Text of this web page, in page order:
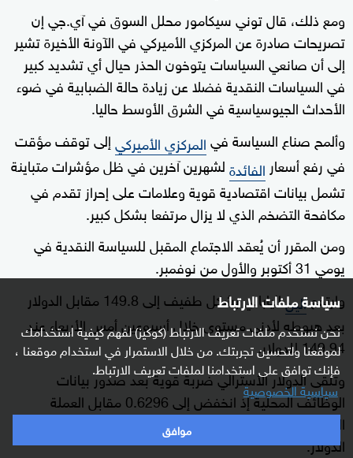
سياسة ملفات الارتباط
نحن نستخدم ملفات تعريف الارتباط (كوكيز) لفهم كيفية استخدامك
لموقعنا ولتحسين تجربتك. من خلال الاستمرار في استخدام موقعنا ،
فإنك توافق على استخدامنا لملفات تعريف الارتباط.
سياسية الخصوصية
موافق
ومع ذلك، قال توني سيكامور محلل السوق في آي.جي إن
تصريحات صادرة عن المركزي الأميركي في الآونة الأخيرة تشير
إلى أن صانعي السياسات يتوخون الحذر حيال أي تشديد كبير
في السياسات النقدية فضلا عن زيادة حالة الضبابية في ضوء
الأحداث الجيوسياسية في الشرق الأوسط حاليا.
وألمح صناع السياسة فيالمركزي الأميركيإلى توقف مؤقت
في رفع أسعار الفائدةلشهرين آخرين في ظل مؤشرات متباينة
تشمل بيانات اقتصادية قوية وعلامات على إحراز تقدم في
مكافحة التضخم الذي لا يزال مرتفعا بشكل كبير.
ومن المقرر أن يُعقد الاجتماع المقبل للسياسة النقدية في
يومي 31 أكتوبر والأول من نوفمبر.
وارتفعالين
الياباني بشكل طفيف إلى 149.8 مقابل الدولار
بعد هبوطه لأدنى مستوى خلال أسبوعين أمس الأربعاء عند
149.94 للدولار.
وتلقى الدولار الأسترالي ضربة قوية بعد صدور بيانات
الوظائف المحلية إذ انخفض إلى 0.6296 مقابل العملة
الأميركية. وسجل في أحدث المعاملات 0.63015 مقابل
الدولار.